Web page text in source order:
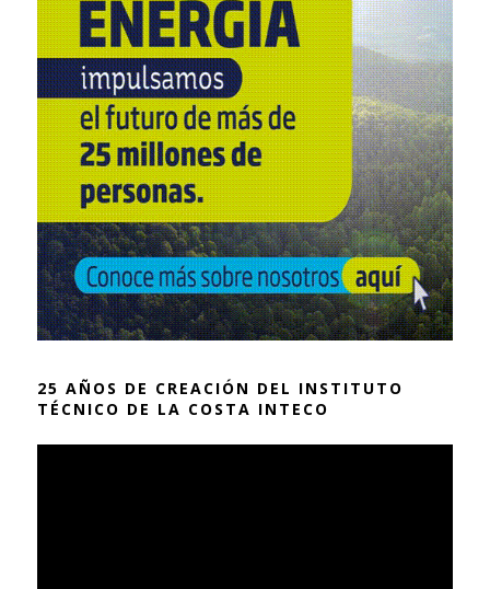
25 AÑOS DE CREACIÓN DEL INSTITUTO
TÉCNICO DE LA COSTA INTECO